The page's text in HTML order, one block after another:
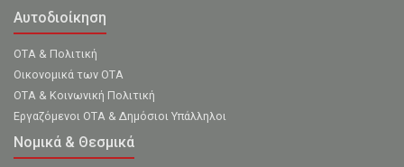
Αυτοδιοίκηση
ΟΤΑ & Πολιτική
Οικονομικά των ΟΤΑ
ΟΤΑ & Κοινωνική Πολιτική
Εργαζόμενοι ΟΤΑ & Δημόσιοι Υπάλληλοι
Νομικά & Θεσμικά